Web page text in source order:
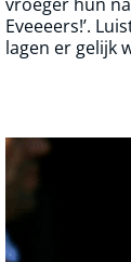
Eveeeers!’.
lagen er gelijk